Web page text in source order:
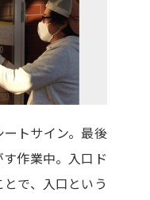
ートサイン。最後
作業中。入口ド
で、入口という